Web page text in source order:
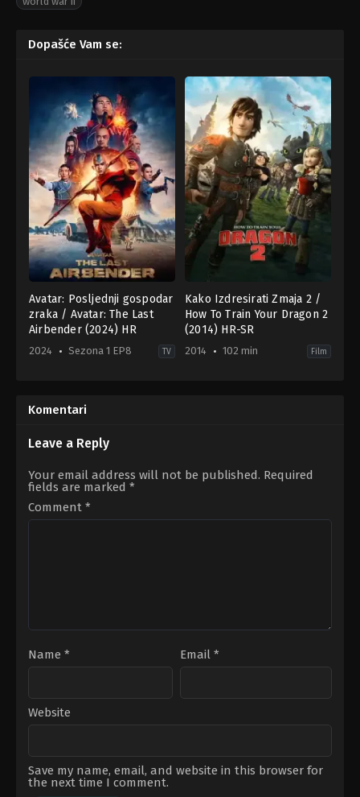
Dopašće Vam se:
Avatar: Posljednji gospodar
zraka / Avatar: The Last
Airbender (2024) HR
2024 Sezona 1 EP8 TV
Fi
&
US
22
Dallas
Liu,Daniel
Dae
Kim
Kako Izdresirati Zmaja 2 /
How To Train Your Dragon 2
(2014) HR-SR
2014 102 min Film
Komentari
Leave a Reply
Your email address will not be published. Required
fields are marked *
Comment *
Name * Email *
Website
Save my name, email, and website in this browser for
the next time I comment.